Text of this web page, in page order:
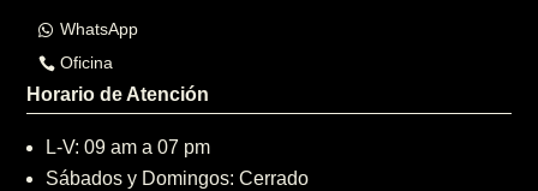
WhatsApp
Oficina
Horario de Atención
L-V: 09 am a 07 pm
Sábados y Domingos: Cerrado